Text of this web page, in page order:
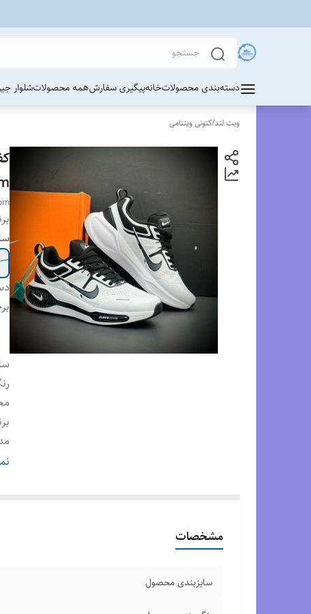
دسته‌بندی محصولاتخانهپیگیری سفارشهمه محصولاتشلوار
ویت لند/کتونی ویتنامی
مشخصات
سایزبندی محصول